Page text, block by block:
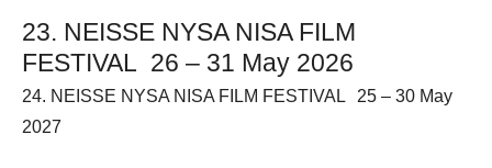
23. NEISSE NYSA NISA FILM
FESTIVAL 26 – 31 May 2026
24. NEISSE NYSA NISA FILM FESTIVAL
25 – 30 May
2027